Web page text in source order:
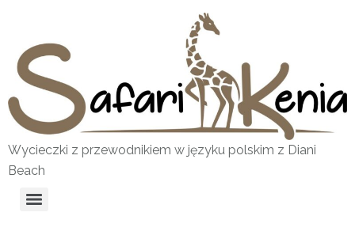
Wycieczki z przewodnikiem w języku polskim z Diani
Beach